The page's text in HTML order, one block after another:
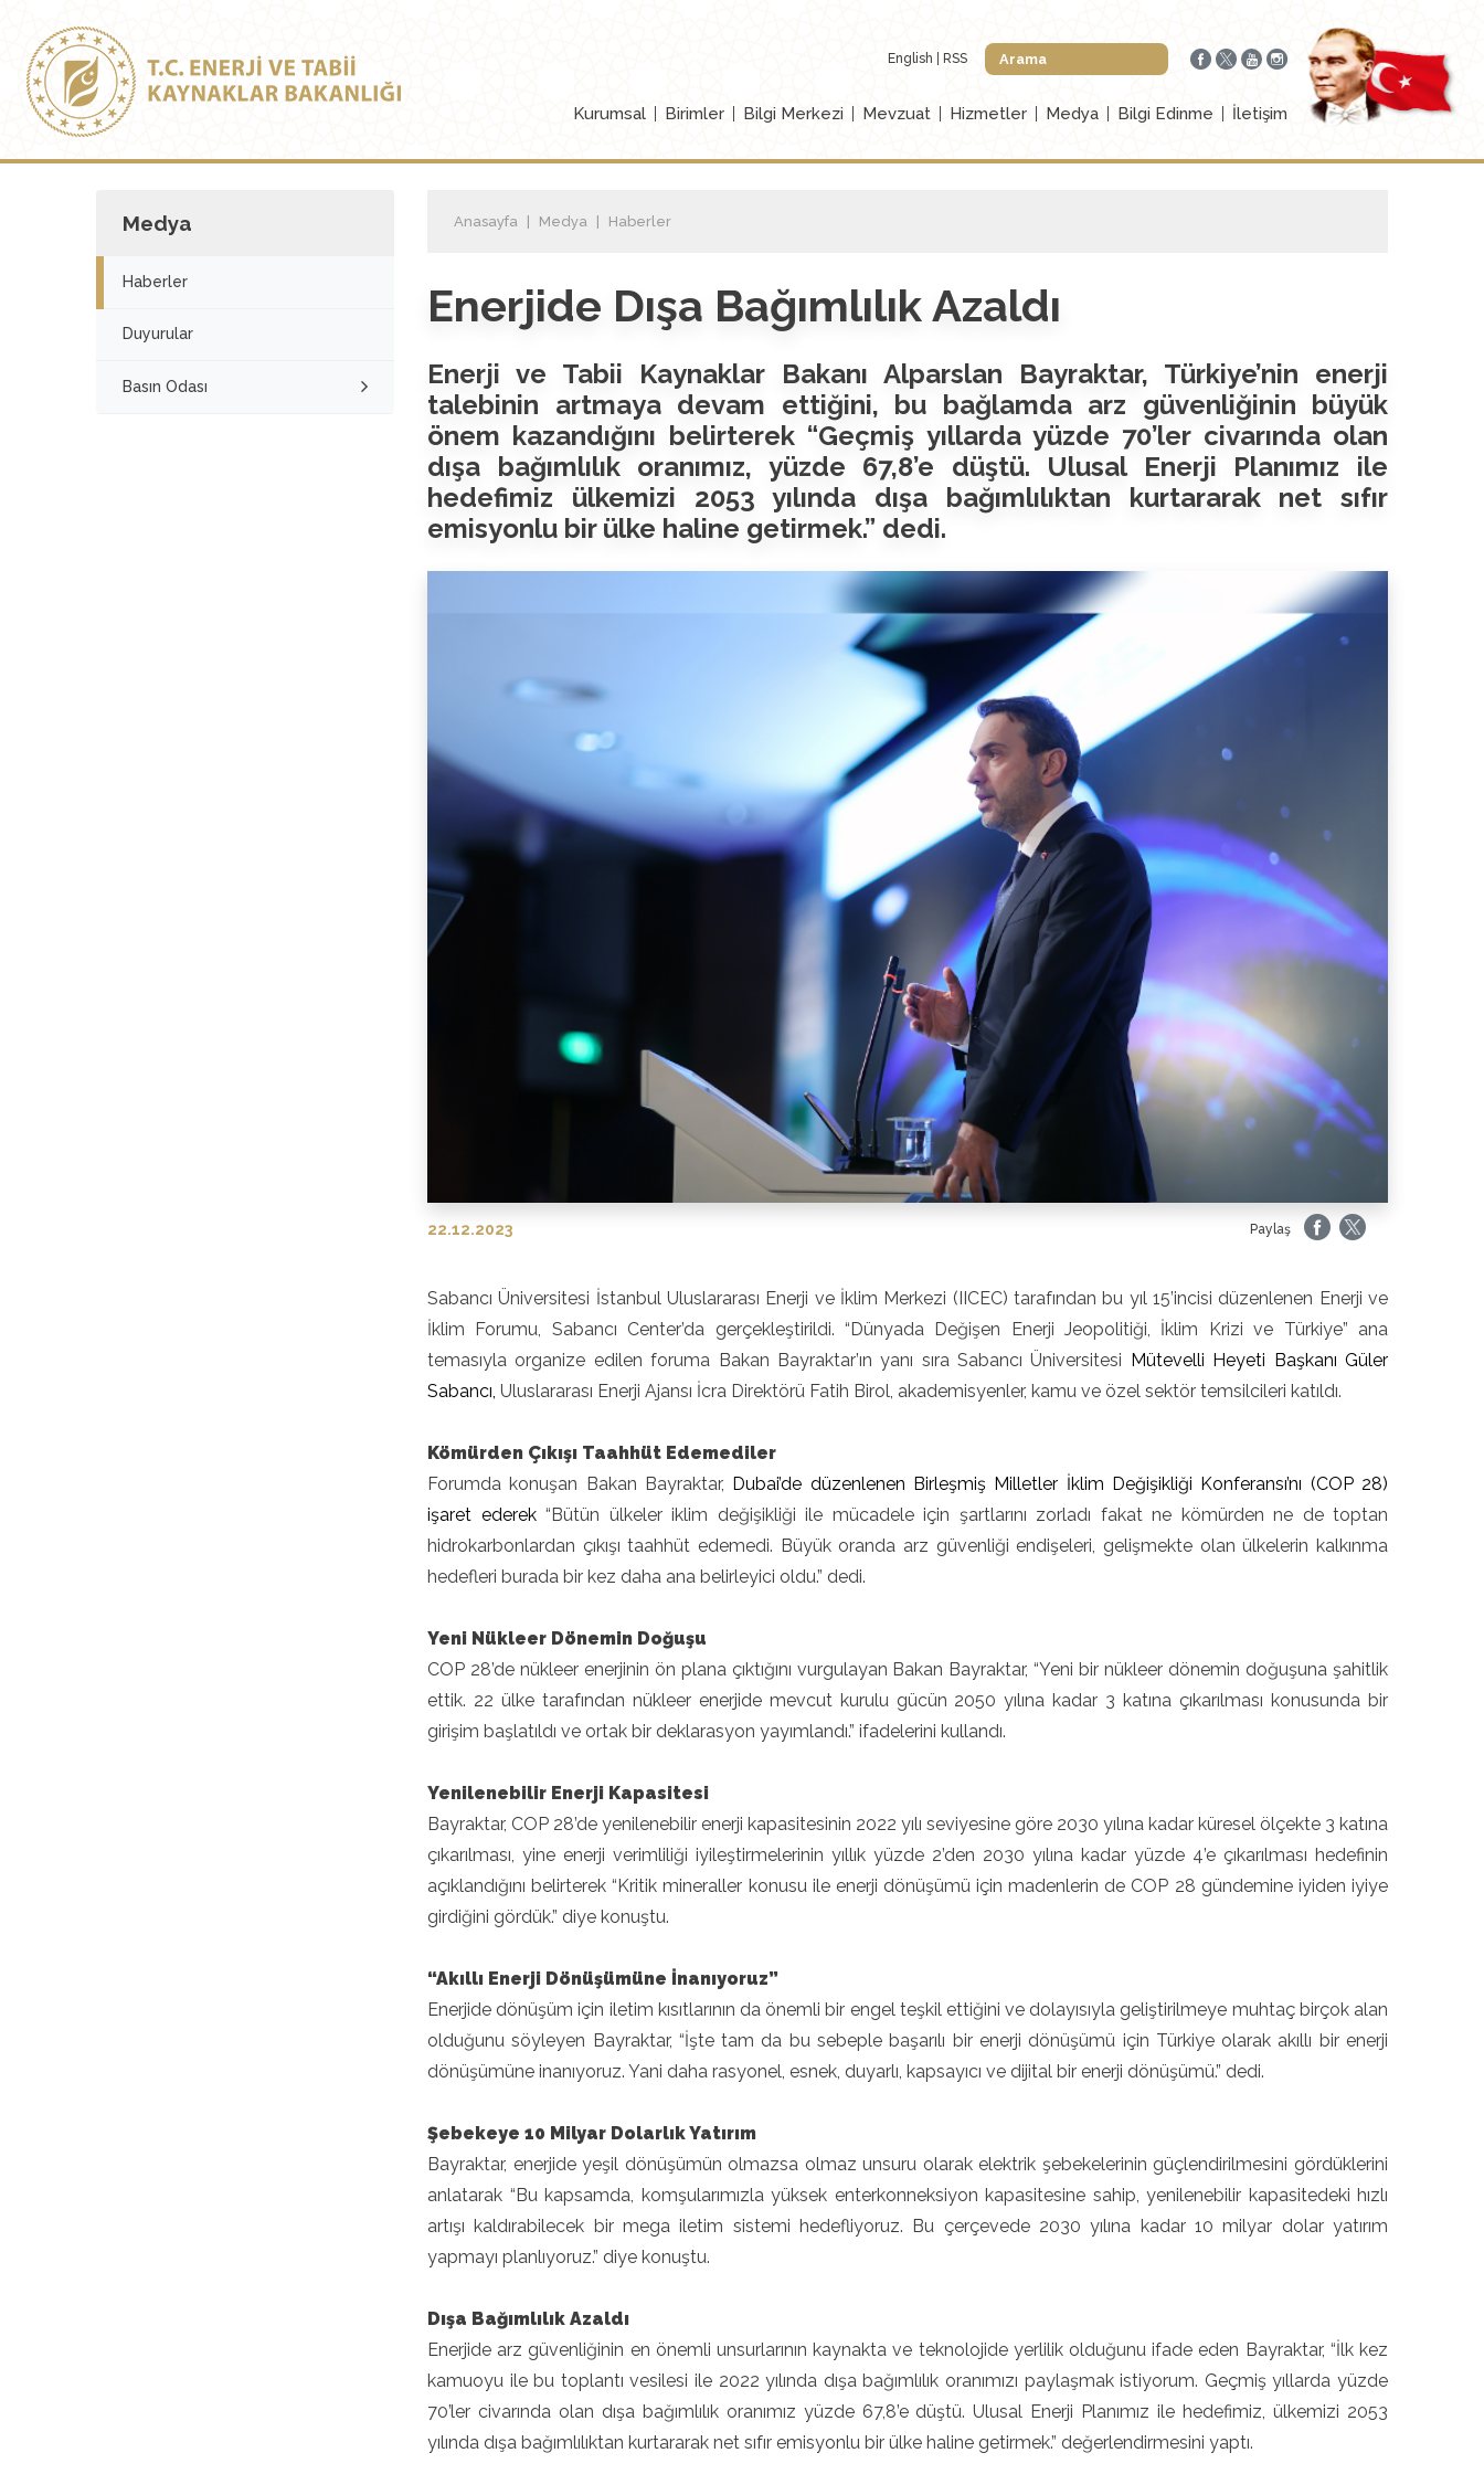
English RSS
Kurumsal Birimler Bilgi Merkezi Mevzuat Hizmetler Medya Bilgi Edinme İletişim
Medya
Haberler
Duyurular
Basın Odası
Anasayfa Medya Haberler
Enerjide Dışa Bağımlılık Azaldı
Enerji ve Tabii Kaynaklar Bakanı Alparslan Bayraktar, Türkiye’nin enerji
talebinin artmaya devam ettiğini, bu bağlamda arz güvenliğinin büyük
önem kazandığını belirterek “Geçmiş yıllarda yüzde 70’ler civarında olan
dışa bağımlılık oranımız, yüzde 67,8’e düştü. Ulusal Enerji Planımız ile
hedefimiz ülkemizi 2053 yılında dışa bağımlılıktan kurtararak net sıfır
emisyonlu bir ülke haline getirmek.” dedi.
22.12.2023 Paylaş
Sabancı Üniversitesi İstanbul Uluslararası Enerji ve İklim Merkezi (IICEC) tarafından bu yıl 15’incisi düzenlenen Enerji ve
İklim Forumu, Sabancı Center’da gerçekleştirildi. “Dünyada Değişen Enerji Jeopolitiği, İklim Krizi ve Türkiye” ana
temasıyla organize edilen foruma Bakan Bayraktar’ın yanı sıra Sabancı Üniversitesi
Mütevelli Heyeti Başkanı Güler
Sabancı, Uluslararası Enerji Ajansı İcra Direktörü Fatih Birol, akademisyenler, kamu ve özel sektör temsilcileri katıldı.
Kömürden Çıkışı Taahhüt Edemediler
Forumda konuşan Bakan Bayraktar, Dubai’de düzenlenen Birleşmiş Milletler İklim Değişikliği Konferansı’nı (COP 28)
işaret ederek “ Bütün ülkeler iklim değişikliği ile mücadele için şartlarını zorladı fakat ne kömürden ne de toptan
hidrokarbonlardan çıkışı taahhüt edemedi. Büyük oranda arz güvenliği endişeleri, gelişmekte olan ülkelerin kalkınma
hedefleri burada bir kez daha ana belirleyici oldu.” dedi.
Yeni Nükleer Dönemin Doğuşu
COP 28’de nükleer enerjinin ön plana çıktığını vurgulayan Bakan Bayraktar, “Yeni bir nükleer dönemin doğuşuna şahitlik
ettik. 22 ülke tarafından nükleer enerjide mevcut kurulu gücün 2050 yılına kadar 3 katına çıkarılması konusunda bir
girişim başlatıldı ve ortak bir deklarasyon yayımlandı.” ifadelerini kullandı.
Yenilenebilir Enerji Kapasitesi
Bayraktar, COP 28’de yenilenebilir enerji kapasitesinin 2022 yılı seviyesine göre 2030 yılına kadar küresel ölçekte 3 katına
çıkarılması, yine enerji verimliliği iyileştirmelerinin yıllık yüzde 2’den 2030 yılına kadar yüzde 4’e çıkarılması hedefinin
açıklandığını belirterek “Kritik mineraller konusu ile enerji dönüşümü için madenlerin de COP 28 gündemine iyiden iyiye
girdiğini gördük.” diye konuştu.
“Akıllı Enerji Dönüşümüne İnanıyoruz”
Enerjide dönüşüm için iletim kısıtlarının da önemli bir engel teşkil ettiğini ve dolayısıyla geliştirilmeye muhtaç birçok alan
olduğunu söyleyen Bayraktar, “İşte tam da bu sebeple başarılı bir enerji dönüşümü için Türkiye olarak akıllı bir enerji
dönüşümüne inanıyoruz. Yani daha rasyonel, esnek, duyarlı, kapsayıcı ve dijital bir enerji dönüşümü.” dedi.
Şebekeye 10 Milyar Dolarlık Yatırım
Bayraktar, enerjide yeşil dönüşümün olmazsa olmaz unsuru olarak elektrik şebekelerinin güçlendirilmesini gördüklerini
anlatarak “Bu kapsamda, komşularımızla yüksek enterkonneksiyon kapasitesine sahip, yenilenebilir kapasitedeki hızlı
artışı kaldırabilecek bir mega iletim sistemi hedefliyoruz. Bu çerçevede 2030 yılına kadar 10 milyar dolar yatırım
yapmayı planlıyoruz.” diye konuştu.
Dışa Bağımlılık Azaldı
Enerjide arz güvenliğinin en önemli unsurlarının kaynakta ve teknolojide yerlilik olduğunu ifade eden Bayraktar, “İlk kez
kamuoyu ile bu toplantı vesilesi ile 2022 yılında dışa bağımlılık oranımızı paylaşmak istiyorum. Geçmiş yıllarda yüzde
70’ler civarında olan dışa bağımlılık oranımız yüzde 67,8’e düştü. Ulusal Enerji Planımız ile hedefimiz, ülkemizi 2053
yılında dışa bağımlılıktan kurtararak net sıfır emisyonlu bir ülke haline getirmek.” değerlendirmesini yaptı.